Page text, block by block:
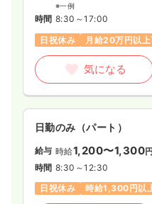
※一例
時間 8:30～17:00
日祝休み
月給20万円以上
気になる
日勤のみ（パート）
給与 時給1,200〜1,300円
時間 8:30～12:30
日祝休み
時給1,300円以